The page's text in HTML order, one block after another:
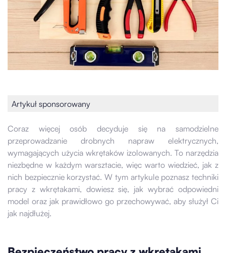
Artykuł sponsorowany
Coraz więcej osób decyduje się na samodzielne
przeprowadzanie drobnych napraw elektrycznych,
wymagających użycia wkrętaków izolowanych. To narzędzia
niezbędne w każdym warsztacie, więc warto wiedzieć, jak z
nich bezpiecznie korzystać. W tym artykule poznasz techniki
pracy z wkrętakami, dowiesz się, jak wybrać odpowiedni
model oraz jak prawidłowo go przechowywać, aby służył Ci
jak najdłużej.